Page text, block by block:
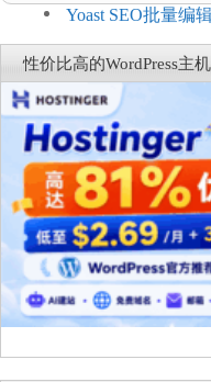
商能力
复，仅建议在测试
Yoast SEO批量编
词与AI元数据草稿
性价比高的WordPress主机